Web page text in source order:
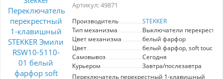
интерьере. Выберите этот переключатель,
Артикул: 49871
Производитель
STEKKER
Тип механизма
Выключатели
Цвет механизма
белый фарфор
Цвет
белый фарфор, soft touch
Самовывоз
Сегодня
Курьером
Завтра/послезавтра
Переключатель перекрестный 1-клавишный